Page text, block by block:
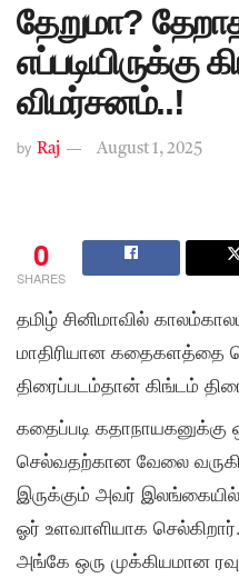
தேறுமா?
எப்படியிருக்கு
விமர்சனம்..!
by Raj August 1, 2025
0
SHARES
தமிழ் சினிமாவில்
மாதிரியான கதைகளத்தை
திரைப்படம்தான் கிங்டம்
கதைப்படி கதாநாயகனுக்கு
செல்வதற்கான வேலை
இருக்கும் அவர்
ஓர் உளவாளியாக செல்கிறார்.
அங்கே ஒரு முக்கியமான